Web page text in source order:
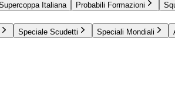
Italiana Probabili Formazioni
Speciale Scudetti Speciali Mondiali